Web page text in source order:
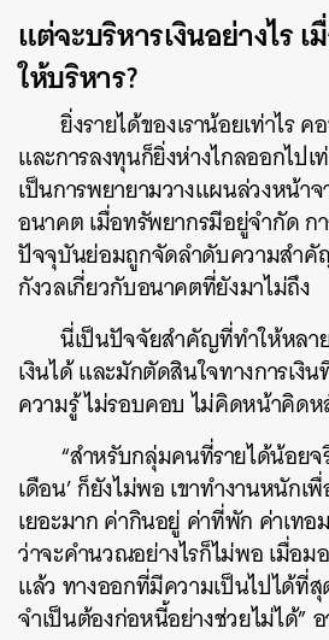
แต่จะบริหารเงินอย่างไร เ
ให้บริหาร?
ยิ่งรายได้ของเราน้อยเท่าไร
และการลงทุนก็ยิ่งห่างไกลออกไปเ
เป็นการพยายามวางแผนล่วงหน้า
อนาคต เมื่อทรัพยากรมีอยู่จำกัด ก
ปัจจุบันย่อมถูกจัดลำดับความสำคั
กังวลเกี่ยวกับอนาคตที่ยังมาไม่ถึง
นี่เป็นปัจจัยสำคัญที่ทำให้หลา
เงินได้ และมักตัดสินใจทางการเงิ
ความรู้ ไม่รอบคอบ ไม่คิดหน้าคิดห
“สำหรับกลุ่มคนที่รายได้น้อยจ
เดือน’ ก็ยังไม่พอ เขาทำงานหนักเ
เยอะมาก ค่ากินอยู่ ค่าที่พัก ค่าเท
ว่าจะคำนวณอย่างไรก็ไม่พอ เมื่อม
แล้ว ทางออกที่มีความเป็นไปได้ที่
จำเป็นต้องก่อหนี้อย่างช่วยไม่ได้”